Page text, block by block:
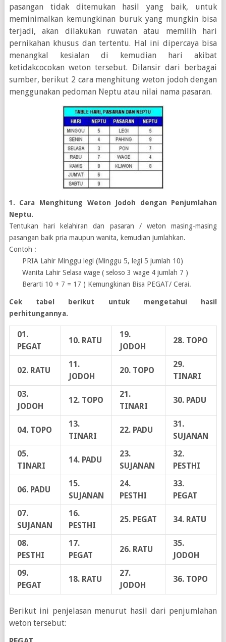
pasangan tidak ditemukan hasil yang baik, untuk
meminimalkan kemungkinan buruk yang mungkin bisa
terjadi, akan dilakukan ruwatan atau memilih hari
pernikahan khusus dan tertentu. Hal ini dipercaya bisa
menangkal kesialan di kemudian hari akibat
ketidakcocokan weton tersebut. Dilansir dari berbagai
sumber, berikut 2 cara menghitung weton jodoh dengan
menggunakan pedoman Neptu atau nilai nama pasaran.
1. Cara Menghitung Weton Jodoh dengan Penjumlahan
Neptu.
Tentukan hari kelahiran dan pasaran / weton masing-masing
pasangan baik pria maupun wanita, kemudian jumlahkan.
Contoh :
PRIA Lahir Minggu legi (Minggu 5, legi 5 jumlah 10)
Wanita Lahir Selasa wage ( seloso 3 wage 4 jumlah 7 )
Berarti 10 + 7 = 17 ) Kemungkinan Bisa PEGAT/ Cerai.
Cek tabel berikut untuk mengetahui hasil
perhitungannya.
01.
PEGAT
10. RATU
19.
JODOH
28. TOPO
02. RATU
11.
JODOH
20. TOPO
29.
TINARI
03.
JODOH
12. TOPO
21.
TINARI
30. PADU
04. TOPO
13.
TINARI
22. PADU
31.
SUJANAN
05.
TINARI
14. PADU
23.
SUJANAN
32.
PESTHI
06. PADU
15.
SUJANAN
24.
PESTHI
33.
PEGAT
07.
SUJANAN
16.
PESTHI
25. PEGAT 34. RATU
08.
PESTHI
17.
PEGAT
26. RATU
35.
JODOH
09.
PEGAT
18. RATU
27.
JODOH
36. TOPO
Berikut ini penjelasan menurut hasil dari penjumlahan
weton tersebut: